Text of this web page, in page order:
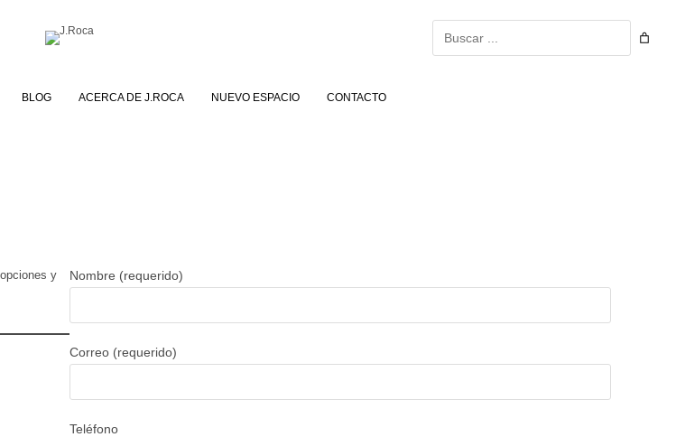
BLOG ACERCA DE J.ROCA NUEVO ESPACIO CONTACTO
y
Nombre (requerido)
Correo (requerido)
Teléfono